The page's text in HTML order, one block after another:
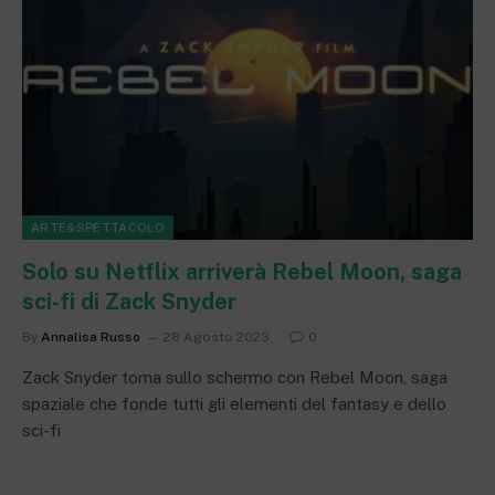
ARTE&SPETTACOLO
Solo su Netflix arriverà Rebel Moon, saga
sci-fi di Zack Snyder
By Annalisa Russo 28 Agosto 2023 0
Zack Snyder torna sullo schermo con Rebel Moon, saga
spaziale che fonde tutti gli elementi del fantasy e dello
sci-fi